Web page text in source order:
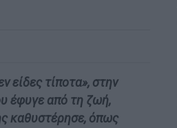
τίποτα», στην
έφυγε από τη ζωή,
καθυστέρησε, όπως